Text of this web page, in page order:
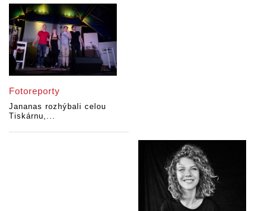
Fotoreporty
Jananas rozhýbali celou
Tiskárnu,...